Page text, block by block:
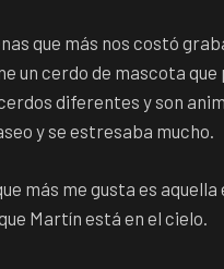
que más nos costó
un cerdo de mascota que
diferentes y son
y se estresaba mucho.
más me gusta es aquella
Martín está en el cielo.